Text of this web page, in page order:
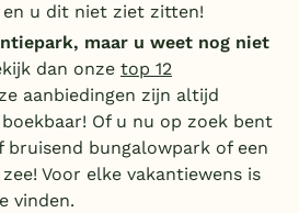
u dit niet ziet zitten!
maar u weet nog niet
dan onze top 12
aanbiedingen zijn altijd
Of u nu op zoek bent
bruisend bungalowpark of een
Voor elke vakantiewens is
vinden.